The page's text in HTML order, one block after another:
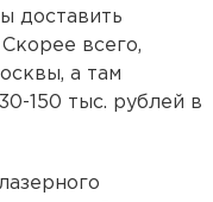
доставить
всего,
а там
150 тыс. рублей в